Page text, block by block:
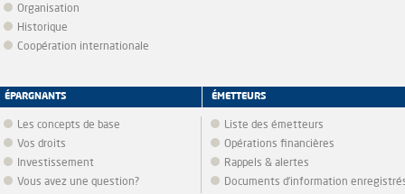
Organisation
Historique
Coopération internationale
ÉPARGNANTS
Les concepts de base
Vos droits
Investissement
Vous avez une question?
ÉMETTEURS
Liste des émetteurs
Opérations financières
Rappels & alertes
Documents d’information